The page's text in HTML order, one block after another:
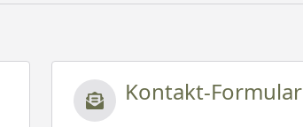
Kontakt-Formular